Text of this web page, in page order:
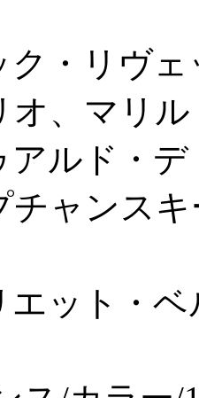
ク・リヴ
オ、マリ
アルド・
チャンス
エット・